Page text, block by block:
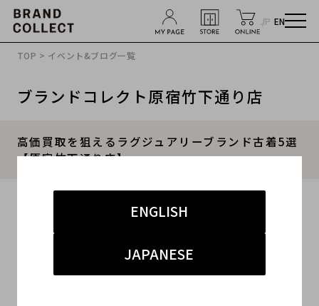
JP EN
ENGLISH
JAPANESE
TOP > イベント&ブログ一覧
ブランドコレクト原宿竹下通り店
高価買取を狙えるラグジュアリーブランド古着5選
【原宿竹下通り店】
#古着 買取 原宿
#買取解説 #ブランド古着買取